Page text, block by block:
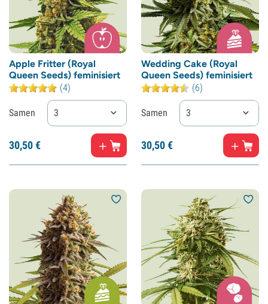
Apple Fritter (Royal
Queen Seeds) feminisiert
(4)
Samen 3
30,50€
Wedding Cake (Royal
Queen Seeds) feminisiert
(6)
Samen 3
30,50€